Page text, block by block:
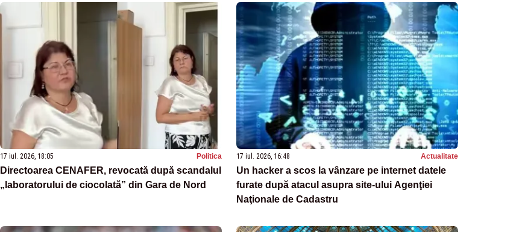
17 iul. 2026, 18:05 Politica
Directoarea CENAFER, revocată după scandalul
„laboratorului de ciocolată” din Gara de Nord
17 iul. 2026, 16:48 Actualitate
Un hacker a scos la vânzare pe internet datele
furate după atacul asupra site-ului Agenţiei
Naţionale de Cadastru